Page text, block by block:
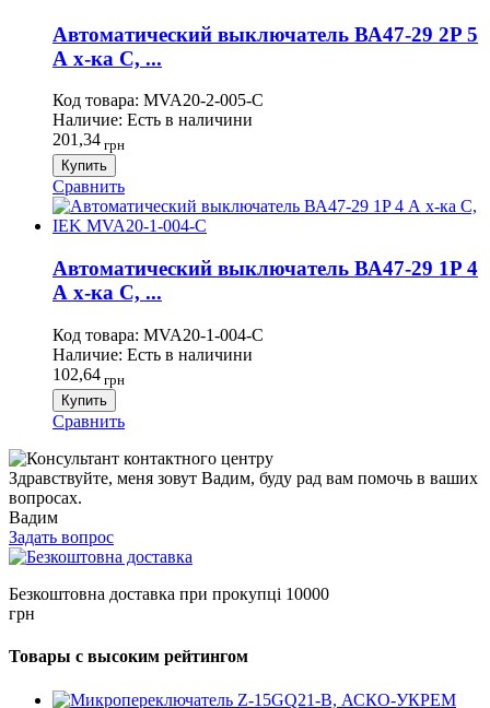
Автоматический выключатель ВА47-29 2P 5
А х-ка C, ...
Код товара: MVA20-2-005-C
Наличие: Есть в наличини
201,34 грн
Купить
Сравнить
Автоматический выключатель ВА47-29 1P 4
А х-ка C, ...
Код товара: MVA20-1-004-C
Наличие: Есть в наличини
102,64 грн
Купить
Сравнить
Здравствуйте, меня зовут Вадим, буду рад вам помочь в ваших
вопросах.
Вадим
Задать вопрос
Безкоштовна доставка при прокупці 10000
грн
Товары с высоким рейтингом